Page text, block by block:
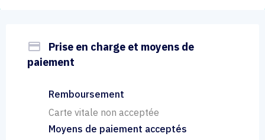
payment
Prise en charge et moyens de
paiement
Remboursement
Carte vitale non acceptée
Moyens de paiement acceptés